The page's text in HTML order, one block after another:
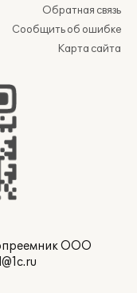
Обратная связь
Сообщить об ошибке
Карта сайта
ООО